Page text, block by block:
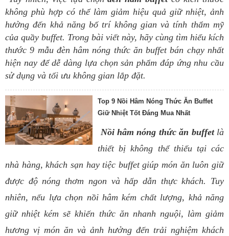
không phù hợp có thể làm giảm hiệu quả giữ nhiệt, ảnh
hưởng đến khả năng bố trí không gian và tính thẩm mỹ
của quầy buffet. Trong bài viết này, hãy cùng tìm hiểu kích
thước 9 mẫu đèn hâm nóng thức ăn buffet bán chạy nhất
hiện nay để dễ dàng lựa chọn sản phẩm đáp ứng nhu cầu
sử dụng và tối ưu không gian lắp đặt.
Top 9 Nồi Hâm Nóng Thức Ăn Buffet
Giữ Nhiệt Tốt Đáng Mua Nhất
Nồi hâm nóng thức ăn buffet là
thiết bị không thể thiếu tại các
nhà hàng, khách sạn hay tiệc buffet giúp món ăn luôn giữ
được độ nóng thơm ngon và hấp dẫn thực khách. Tuy
nhiên, nếu lựa chọn nồi hâm kém chất lượng, khả năng
giữ nhiệt kém sẽ khiến thức ăn nhanh nguội, làm giảm
hương vị món ăn và ảnh hưởng đến trải nghiệm khách